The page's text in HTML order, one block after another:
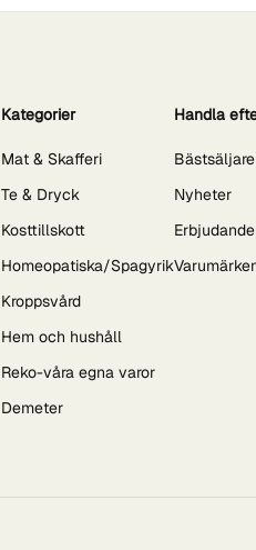
Kategorier
Mat & Skafferi
Te & Dryck
Kosttillskott
Homeopatiska/Spagyrik
Kroppsvård
Hem och hushåll
Reko-våra egna varor
Demeter
Handla
Bästsäljare
Nyheter